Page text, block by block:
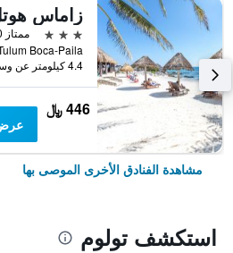
زاماس
3 نجوم
ممتاز 9.0
4.4 كيلومتر عن وسط المدينة
446 ﷼
مشاهدة الفنادق الأخرى الموصى بها
استكشف تولوم